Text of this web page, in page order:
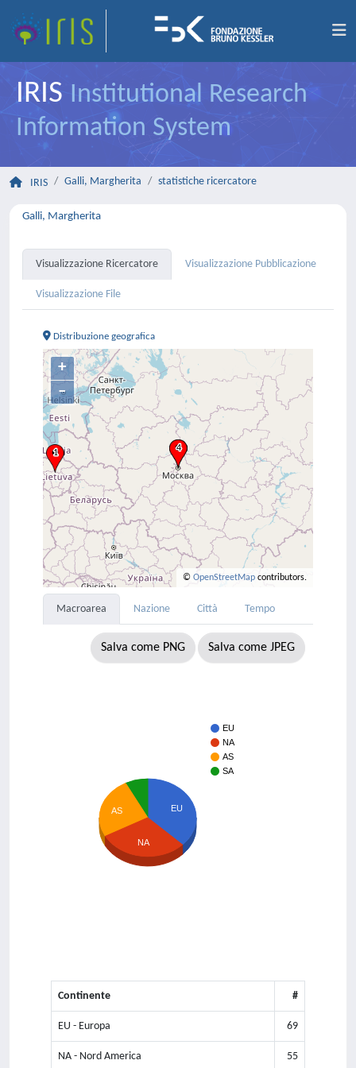
IRIS Institutional Research
Information System
IRIS Galli, Margherita statistiche ricercatore
Galli, Margherita
Visualizzazione Ricercatore Visualizzazione Pubblicazione
Visualizzazione File
Distribuzione geografica
+
–
© OpenStreetMap contributors.
Macroarea Nazione Città Tempo
Salva come PNG Salva come JPEG
EU
NA
AS
SA
EU
AS
NA
Continente #
EU - Europa 69
NA - Nord America 55